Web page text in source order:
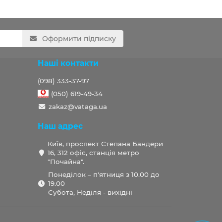
Оформити підписку
Наші контакти
(098) 333-37-97
(050) 619-49-34
zakaz@vataga.ua
Наш адрес
Київ, проспект Степана Бандери
16, 312 офіс, станція метро
"Почайна".
Понеділок – п'ятниця з 10.00 до
19.00
Субота, Неділя - вихідні